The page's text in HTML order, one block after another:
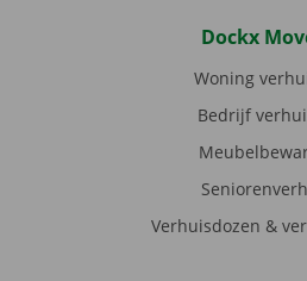
Dockx
Woning
Bedrijf
Verhuisdozen &